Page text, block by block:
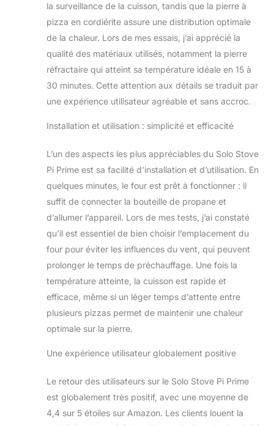
aux pizzas
surgelées et
bonjour aux délices
faits maison !
propane, le Pi Prime
se préchauffe en 15
minutes seulement
bien chaude en 90
seulement. Sa
commande de
frontale vous
permet d'ajuster la
flamme et les
niveaux de chaleur
de niveau
professionnel. Pi
Prime est un gadget
de cuisine
indispensable pour
PORTABLE : Que
camping ou que
vous profitiez
simplement de
la surveillance de la cuisson, tandis que la pierre à
pizza en cordiérite assure une distribution optimale
de la chaleur. Lors de mes essais, j’ai apprécié la
qualité des matériaux utilisés, notamment la pierre
réfractaire qui atteint sa température idéale en 15 à
30 minutes. Cette attention aux détails se traduit par
une expérience utilisateur agréable et sans accroc.
Installation et utilisation : simplicité et efficacité
L’un des aspects les plus appréciables du Solo Stove
Pi Prime est sa facilité d’installation et d’utilisation. En
quelques minutes, le four est prêt à fonctionner : il
suffit de connecter la bouteille de propane et
d’allumer l’appareil. Lors de mes tests, j’ai constaté
qu’il est essentiel de bien choisir l’emplacement du
four pour éviter les influences du vent, qui peuvent
prolonger le temps de préchauffage. Une fois la
température atteinte, la cuisson est rapide et
efficace, même si un léger temps d’attente entre
plusieurs pizzas permet de maintenir une chaleur
optimale sur la pierre.
Une expérience utilisateur globalement positive
Le retour des utilisateurs sur le Solo Stove Pi Prime
est globalement très positif, avec une moyenne de
4,4 sur 5 étoiles sur Amazon. Les clients louent la